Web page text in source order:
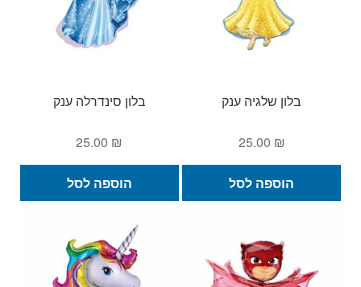
בלון שלגיה ענק
25.00 ₪
הוספה לסל
בלון סינדרלה ענק
25.00 ₪
הוספה לסל